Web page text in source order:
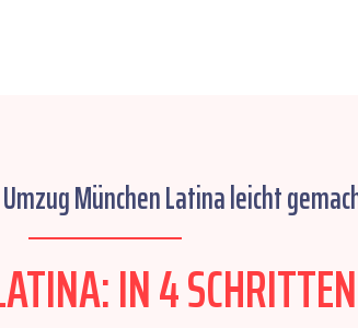
München Latina leicht
IN 4